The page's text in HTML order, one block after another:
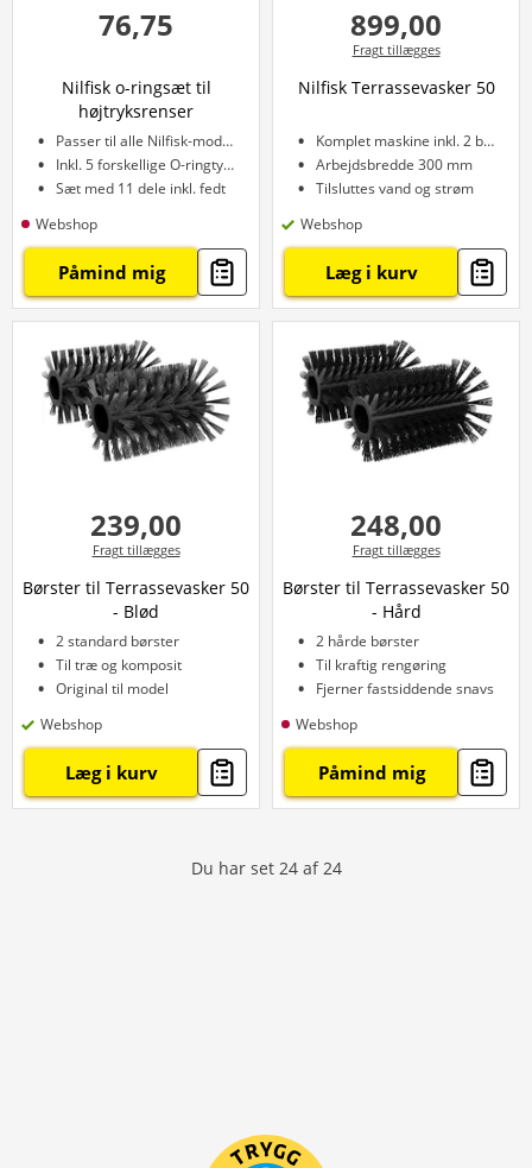
76,75
Nilfisk o-ringsæt til
højtryksrenser
Passer til alle Nilfisk-modeller
Inkl. 5 forskellige O-ringtyper
Sæt med 11 dele inkl. fedt
Webshop
Påmind mig
899,00
Fragt tillægges
Nilfisk Terrassevasker 50
Komplet maskine inkl. 2 børster
Arbejdsbredde 300 mm
Tilsluttes vand og strøm
Webshop
Læg i kurv
239,00
Fragt tillægges
Børster til Terrassevasker 50
- Blød
2 standard børster
Til træ og komposit
Original til model
Webshop
Læg i kurv
248,00
Fragt tillægges
Børster til Terrassevasker 50
- Hård
2 hårde børster
Til kraftig rengøring
Fjerner fastsiddende snavs
Webshop
Påmind mig
Du har set 24 af 24